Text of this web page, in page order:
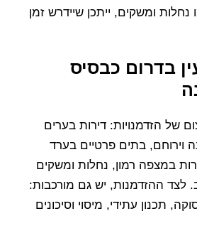
ומשקים, ייתכן שיידרש זמן
בדרום כבסיס
של הזדמנויות: דירות בערים
וירוחם, בתים פרטיים בערד
במצפה רמון, נחלות ומשקים
לצד ההזדמנות, יש גם מורכבות:
תכנון עתידי, מיסוי וסיכונים